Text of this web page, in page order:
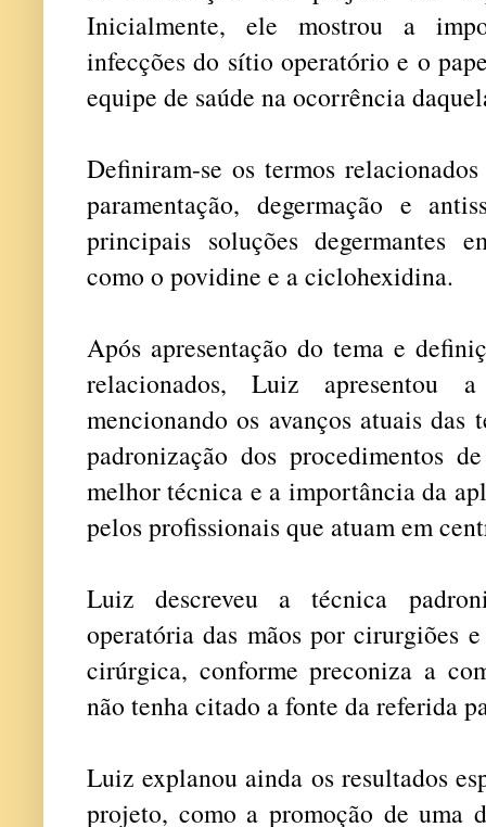
Inicialmente, ele mostrou a
infecções do sítio operatório e o
equipe de saúde na ocorrência
Definiram-se os termos
paramentação, degermação e
principais soluções degermantes
como o povidine e a ciclohexidina.
Após apresentação do tema e
relacionados, Luiz apresentou
mencionando os avanços atuais das
padronização dos procedimentos
melhor técnica e a importância da
pelos profissionais que atuam em
Luiz descreveu a técnica
operatória das mãos por cirurgiões
cirúrgica, conforme preconiza a
não tenha citado a fonte da referida
Luiz explanou ainda os resultados
projeto, como a promoção de uma